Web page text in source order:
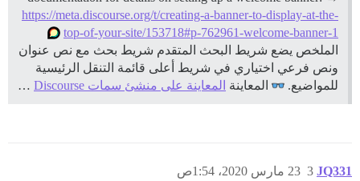
https://meta.discourse.org/t/creating-a-banner-to-display-at-the-
top-of-your-site/153718#p-762961-welcome-banner-1
الملخص يضع شريط البحث المتقدم شريط بحث مع نص عنوان
ونص فرعي اختياري في شريط أعلى قائمة التنقل الرئيسية
للمواضيع.
المعاينة المعاينة على منشئ سمات Discourse …
JQ331 23 مارس 2020، 1:54ص 3